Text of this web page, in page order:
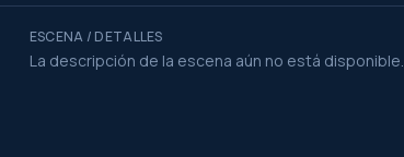
ESCENA / DETALLES
La descripción de la escena aún no está disponible.